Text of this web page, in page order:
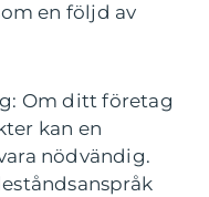
en följd av
Om ditt företag
kan en
nödvändig.